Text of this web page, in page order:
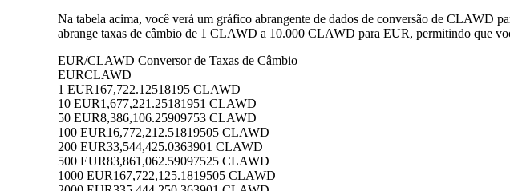
Na tabela acima, você verá um gráfico abrangente de dados de conversão de CLAWD
abrange taxas de câmbio de 1 CLAWD a 10.000 CLAWD para EUR, permitindo que
EUR/CLAWD Conversor de Taxas de Câmbio
EURCLAWD
1 EUR167,722.12518195 CLAWD
10 EUR1,677,221.25181951 CLAWD
50 EUR8,386,106.25909753 CLAWD
100 EUR16,772,212.51819505 CLAWD
200 EUR33,544,425.0363901 CLAWD
500 EUR83,861,062.59097525 CLAWD
1000 EUR167,722,125.1819505 CLAWD